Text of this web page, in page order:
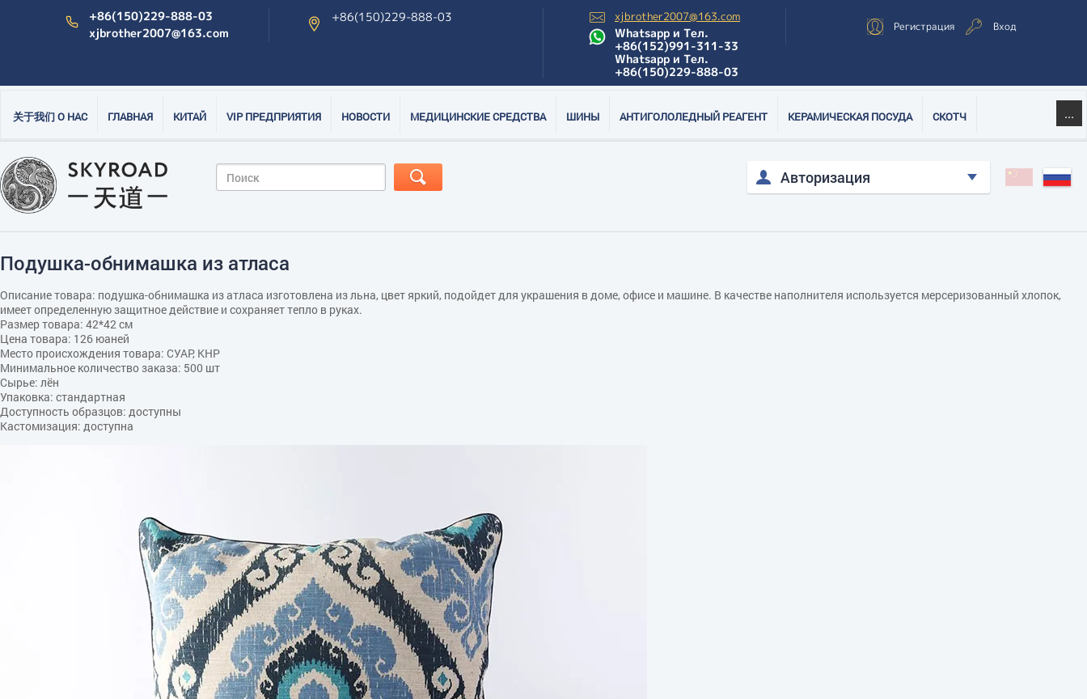
+86(150)229-888-03
xjbrother2007@163.com
+86(150)229-888-03 xjbrother2007@163.com
Whatsapp и Тел.
+86(152)991-311-33
Whatsapp и Тел.
+86(150)229-888-03
Регистрация Вход
关于我们 О НАС ГЛАВНАЯ КИТАЙ VIP ПРЕДПРИЯТИЯ НОВОСТИ МЕДИЦИНСКИЕ СРЕДСТВА ШИНЫ АНТИГОЛОЛЕДНЫЙ РЕАГЕНТ КЕРАМИЧЕСКАЯ ПОСУДА СКОТЧ ...
Авторизация
Подушка-обнимашка из атласа
Описание товара: подушка-обнимашка из атласа изготовлена из льна, цвет яркий, подойдет для украшения в доме, офисе и машине. В качестве наполнителя используется мерсеризованный хлопок,
имеет определенную защитное действие и сохраняет тепло в руках.
Размер товара: 42*42 см
Цена товара: 126 юаней
Место происхождения товара: СУАР, КНР
Минимальное количество заказа: 500 шт
Сырье: лён
Упаковка: стандартная
Доступность образцов: доступны
Кастомизация: доступна